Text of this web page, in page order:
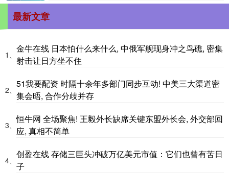
最新文章
1、
金牛在线 日本怕什么来什么, 中俄军舰现身冲之鸟礁, 密集
射击让日方坐不住
2、
51我要配资 时隔十余年多部门同步互动! 中美三大渠道密
集会晤, 合作分歧并存
3、
恒牛网 全场聚焦! 王毅外长缺席关键东盟外长会, 外交部回
应, 真相不简单
4、
创盈在线 存储三巨头冲破万亿美元市值：它们也曾有苦日
子